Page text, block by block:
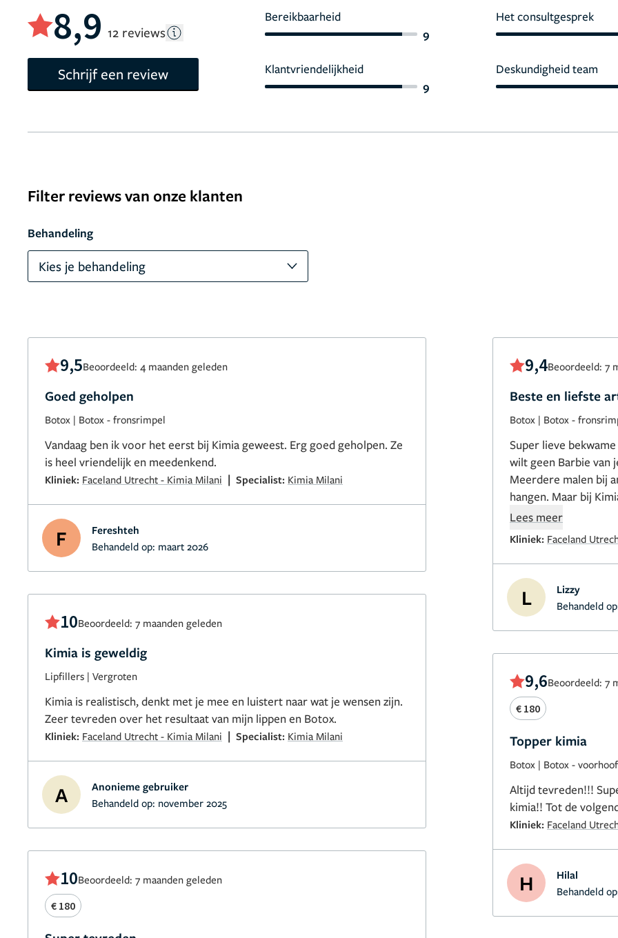
8,9 12 reviews
Schrijf een review
Bereikbaarheid
9
Klantvriendelijkheid
9
Het consultgesprek
Deskundigheid team
Filter reviews van onze klanten
Behandeling
Kies je behandeling
9,5Beoordeeld: 4 maanden geleden
Goed geholpen
Botox | Botox - fronsrimpel
Vandaag ben ik voor het eerst bij Kimia geweest. Erg goed geholpen. Ze
is heel vriendelijk en meedenkend.
Kliniek: Faceland Utrecht - Kimia Milani | Specialist: Kimia Milani
F
Fereshteh
Behandeld op: maart 2026
10Beoordeeld: 7 maanden geleden
Kimia is geweldig
Lipfillers | Vergroten
Kimia is realistisch, denkt met je mee en luistert naar wat je wensen zijn.
Zeer tevreden over het resultaat van mijn lippen en Botox.
Kliniek: Faceland Utrecht - Kimia Milani | Specialist: Kimia Milani
A
Anonieme gebruiker
Behandeld op: november 2025
10Beoordeeld: 7 maanden geleden
€ 180
9,4Beoordeeld: 7
Beste en liefste
Botox | Botox -
Super lieve
wilt geen Barbie van
Meerdere malen bij
hangen. Maar bij
bij iemand anders
Lees meer
Kliniek: Faceland
L
Lizzy
Behandeld
9,6Beoordeeld: 7
€ 180
Topper kimia
Botox | Botox -
Altijd tevreden!!!
kimia!! Tot de
Kliniek: Faceland
H
Hilal
Behandeld